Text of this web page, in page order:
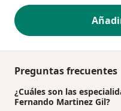
Preguntas frecuentes
¿Cuáles son las
Fernando Martinez Gil?